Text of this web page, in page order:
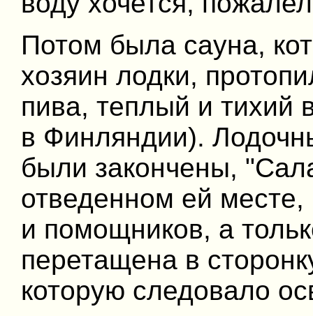
Потом была сауна,
хозяин лодки,
пива, теплый и тихий
в Финляндии).
были закончены,
отведенном ей
и помощников, а
перетащена в
которую следовало